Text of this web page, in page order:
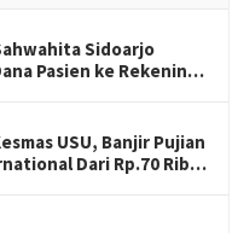
Sidoarjo
Pasien ke Rekening
USU, Banjir Pujian
Dari Rp.70 Ribu